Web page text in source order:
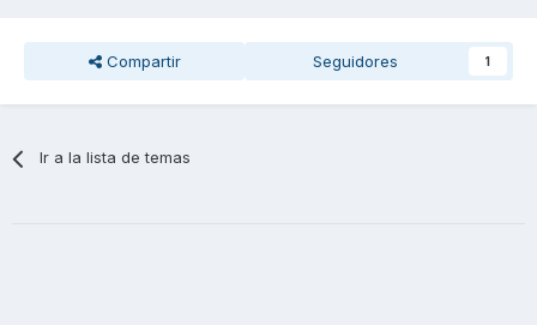
Compartir Seguidores 1
Ir a la lista de temas